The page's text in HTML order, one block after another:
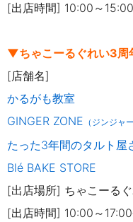
[出店時間] 10:00～15:00
▼ちゃこーるぐれい3周
[店舗名]
かるがも教室
GINGER ZONE （ジンジャ
たった3年間のタルト屋
Blé BAKE STORE
[出店場所] ちゃこーる
[出店時間] 10:00～